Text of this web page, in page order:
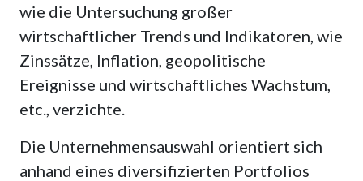
wie die Untersuchung großer
wirtschaftlicher Trends und Indikatoren, wie
Zinssätze, Inflation, geopolitische
Ereignisse und wirtschaftliches Wachstum,
etc., verzichte.
Die Unternehmensauswahl orientiert sich
anhand eines diversifizierten Portfolios